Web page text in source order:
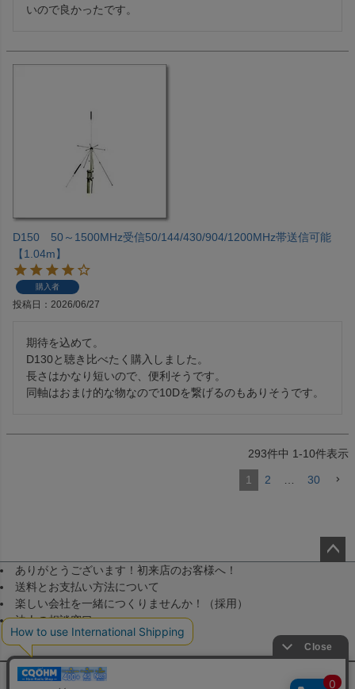
いので良かったです。
D150 50～1500MHz受信50/144/430/904/1200MHz帯送信可能
【1.04m】
購入者
投稿日 2026/06/27
期待を込めて。
D130と聴き比べたく購入しました。
長さはかなり短いので、便利そうです。
同軸はおまけ的な物なので10Dを繋げるのもありそうです。
293件中 1-10件表示
1 2 30
ありがとうございます！初来店のお客様へ！
送料とお支払い方法について
楽しい会社を一緒につくりませんか！（採用）
法人の相談窓口
メールマガジン登録